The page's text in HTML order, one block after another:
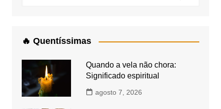
🔥 Quentíssimas
Quando a vela não chora:
Significado espiritual
agosto 7, 2026